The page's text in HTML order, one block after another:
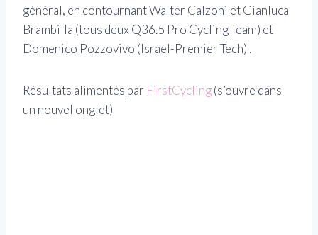
général, en contournant Walter Calzoni et Gianluca
Brambilla (tous deux Q36.5 Pro Cycling Team) et
Domenico Pozzovivo (Israel-Premier Tech) .
Résultats alimentés par FirstCycling(s’ouvre dans
un nouvel onglet)